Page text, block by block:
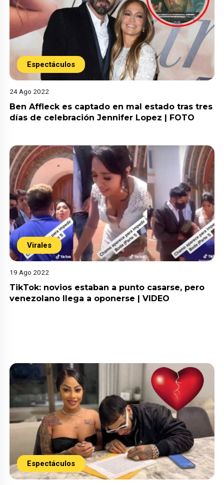
Espectáculos
24 Ago 2022
Ben Affleck es captado en mal estado tras tres
días de celebración Jennifer Lopez | FOTO
Virales
19 Ago 2022
TikTok: novios estaban a punto casarse, pero
venezolano llega a oponerse | VIDEO
Espectáculos